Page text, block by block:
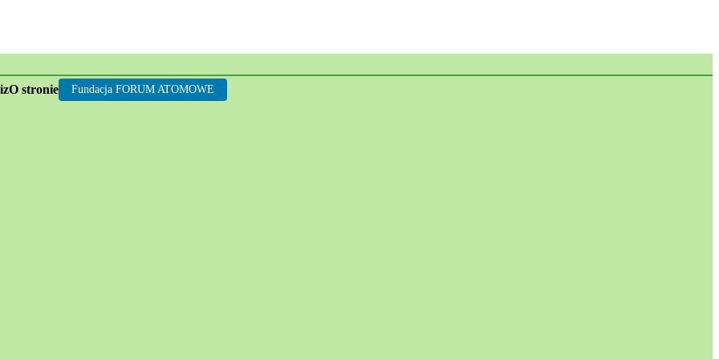
O stronie Fundacja FORUM ATOMOWE